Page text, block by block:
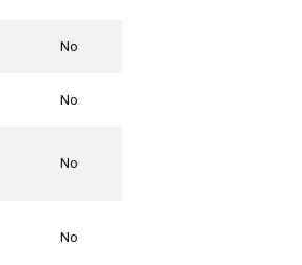
No
No
No
No